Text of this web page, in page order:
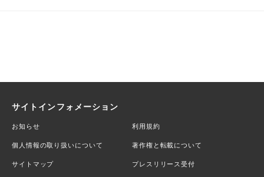
サイトインフォメーション
お知らせ 利用規約
個人情報の取り扱いについて 著作権と転載について
サイトマップ プレスリリース受付